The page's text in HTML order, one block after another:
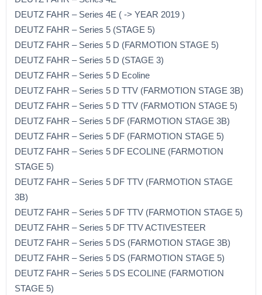
DEUTZ FAHR – Series 4E ( -> YEAR 2019 )
DEUTZ FAHR – Series 5 (STAGE 5)
DEUTZ FAHR – Series 5 D (FARMOTION STAGE 5)
DEUTZ FAHR – Series 5 D (STAGE 3)
DEUTZ FAHR – Series 5 D Ecoline
DEUTZ FAHR – Series 5 D TTV (FARMOTION STAGE 3B)
DEUTZ FAHR – Series 5 D TTV (FARMOTION STAGE 5)
DEUTZ FAHR – Series 5 DF (FARMOTION STAGE 3B)
DEUTZ FAHR – Series 5 DF (FARMOTION STAGE 5)
DEUTZ FAHR – Series 5 DF ECOLINE (FARMOTION
STAGE 5)
DEUTZ FAHR – Series 5 DF TTV (FARMOTION STAGE
3B)
DEUTZ FAHR – Series 5 DF TTV (FARMOTION STAGE 5)
DEUTZ FAHR – Series 5 DF TTV ACTIVESTEER
DEUTZ FAHR – Series 5 DS (FARMOTION STAGE 3B)
DEUTZ FAHR – Series 5 DS (FARMOTION STAGE 5)
DEUTZ FAHR – Series 5 DS ECOLINE (FARMOTION
STAGE 5)